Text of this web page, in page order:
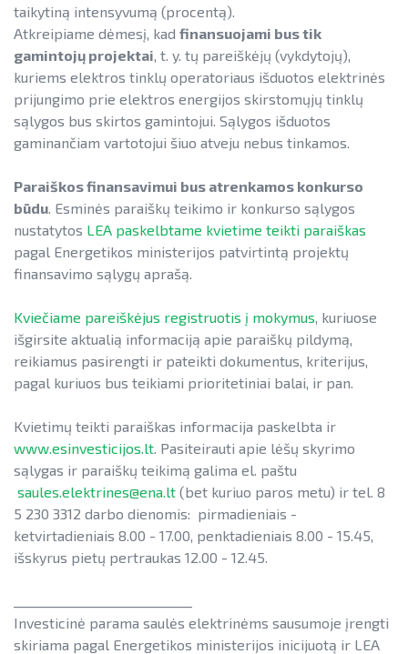
taikytiną intensyvumą (procentą).
Atkreipiame dėmesį, kad finansuojami bus tik
gamintojų projektai , t. y. tų pareiškėjų (vykdytojų),
kuriems elektros tinklų operatoriaus išduotos elektrinės
prijungimo prie elektros energijos skirstomųjų tinklų
sąlygos bus skirtos gamintojui. Sąlygos išduotos
gaminančiam vartotojui šiuo atveju nebus tinkamos.
Paraiškos finansavimui bus atrenkamos konkurso
būdu . Esminės paraiškų teikimo ir konkurso sąlygos
nustatytos LEA paskelbtame kvietime teikti paraiškas
pagal Energetikos ministerijos patvirtintą projektų
finansavimo sąlygų aprašą.
Kviečiame pareiškėjus registruotis į mokymus , kuriuose
išgirsite aktualią informaciją apie paraiškų pildymą,
reikiamus pasirengti ir pateikti dokumentus, kriterijus,
pagal kuriuos bus teikiami prioritetiniai balai, ir pan.
Kvietimų teikti paraiškas informacija paskelbta ir
www.esinvesticijos.lt . Pasiteirauti apie lėšų skyrimo
sąlygas ir paraiškų teikimą galima el. paštu
saules.elektrines@ena.lt (bet kuriuo paros metu) ir tel. 8
5 230 3312 darbo dienomis: pirmadieniais -
ketvirtadieniais 8.00 - 17.00, penktadieniais 8.00 - 15.45,
išskyrus pietų pertraukas 12.00 - 12.45.
Investicinė parama saulės elektrinėms sausumoje įrengti
skiriama pagal Energetikos ministerijos inicijuotą ir LEA